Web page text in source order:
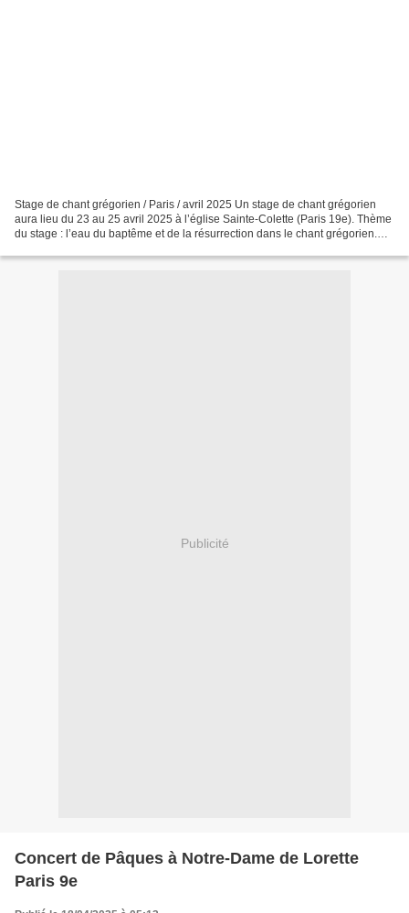
Stage de chant grégorien / Paris / avril 2025 Un stage de chant grégorien
aura lieu du 23 au 25 avril 2025 à l’église Sainte-Colette (Paris 19e). Thème
du stage : l’eau du baptême et de la résurrection dans le chant grégorien.
Publicité
Concert de Pâques à Notre-Dame de Lorette
Paris 9e